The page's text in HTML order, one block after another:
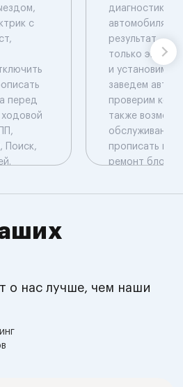
с
перед
Поиск,
диагностику
автомобиля ,
результат ,
только
и установим
заведем
проверим
также
обслуживание
прописать
ремонт блоков
оборудование
комплекс ,
о нас лучше, чем наши